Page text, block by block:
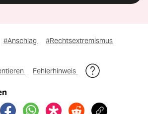
#Anschlag #Rechtsextremismus
Fehlerhinweis